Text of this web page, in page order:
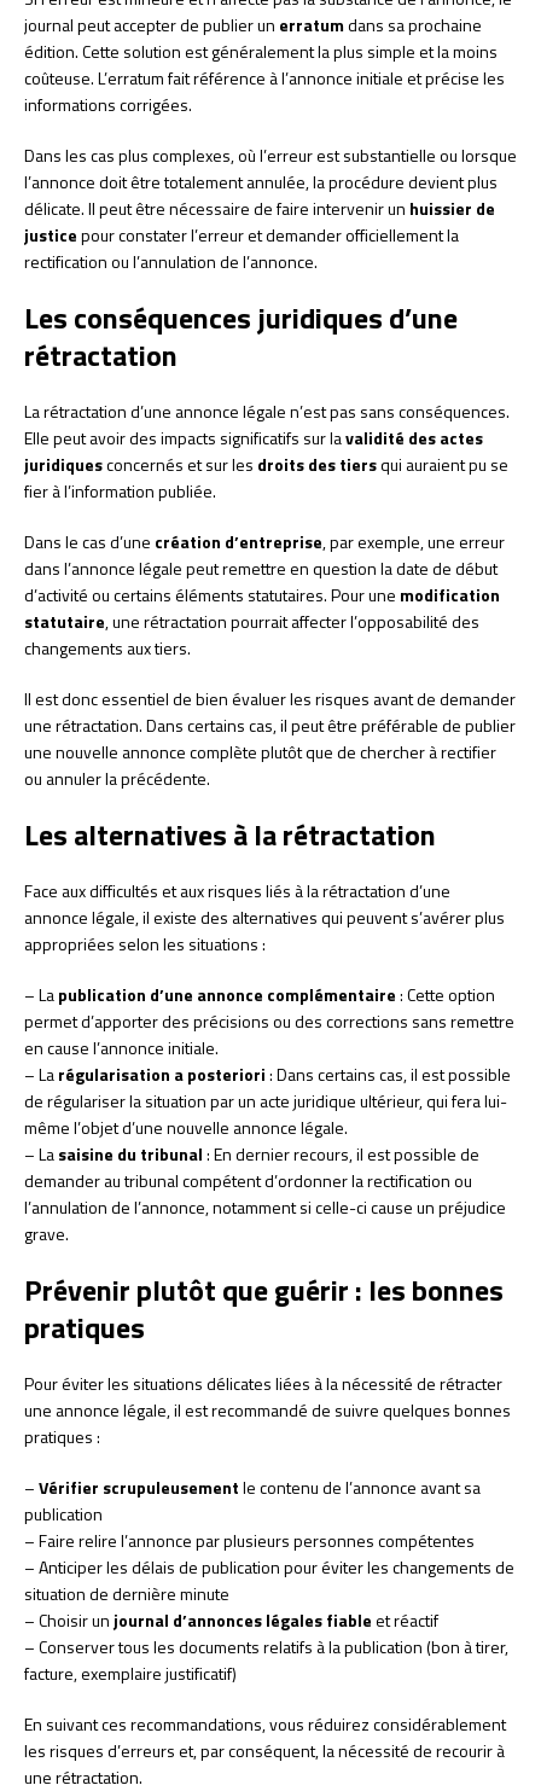
journal peut accepter de publier un erratumdans sa prochaine
édition. Cette solution est généralement la plus simple et la moins
coûteuse. L’erratum fait référence à l’annonce initiale et précise les
informations corrigées.
Dans les cas plus complexes, où l’erreur est substantielle ou lorsque
l’annonce doit être totalement annulée, la procédure devient plus
délicate. Il peut être nécessaire de faire intervenir un huissier de
justicepour constater l’erreur et demander officiellement la
rectification ou l’annulation de l’annonce.
Les conséquences juridiques d’une
rétractation
La rétractation d’une annonce légale n’est pas sans conséquences.
Elle peut avoir des impacts significatifs sur lavalidité des actes
juridiquesconcernés et sur les droits des tiersqui auraient pu se
fier à l’information publiée.
Dans le cas d’une création d’entreprise, par exemple, une erreur
dans l’annonce légale peut remettre en question la date de début
d’activité ou certains éléments statutaires. Pour une modification
statutaire, une rétractation pourrait affecter l’opposabilité des
changements aux tiers.
Il est donc essentiel de bien évaluer les risques avant de demander
une rétractation. Dans certains cas, il peut être préférable de publier
une nouvelle annonce complète plutôt que de chercher à rectifier
ou annuler la précédente.
Les alternatives à la rétractation
Face aux difficultés et aux risques liés à la rétractation d’une
annonce légale, il existe des alternatives qui peuvent s’avérer plus
appropriées selon les situations :
– Lapublication d’une annonce complémentaire: Cette option
permet d’apporter des précisions ou des corrections sans remettre
en cause l’annonce initiale.
– Larégularisation a posteriori: Dans certains cas, il est possible
de régulariser la situation par un acte juridique ultérieur, qui fera lui-
même l’objet d’une nouvelle annonce légale.
– Lasaisine du tribunal: En dernier recours, il est possible de
demander au tribunal compétent d’ordonner la rectification ou
l’annulation de l’annonce, notamment si celle-ci cause un préjudice
grave.
Prévenir plutôt que guérir : les bonnes
pratiques
Pour éviter les situations délicates liées à la nécessité de rétracter
une annonce légale, il est recommandé de suivre quelques bonnes
pratiques :
–Vérifier scrupuleusementle contenu de l’annonce avant sa
publication
– Faire relire l’annonce par plusieurs personnes compétentes
– Anticiper les délais de publication pour éviter les changements de
situation de dernière minute
– Choisir un journal d’annonces légales fiableet réactif
– Conserver tous les documents relatifs à la publication (bon à tirer,
facture, exemplaire justificatif)
En suivant ces recommandations, vous réduirez considérablement
les risques d’erreurs et, par conséquent, la nécessité de recourir à
une rétractation.